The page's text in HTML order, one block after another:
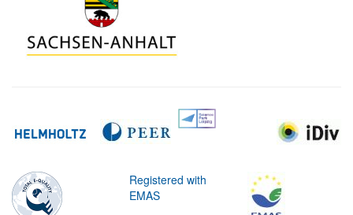
Registered with
EMAS